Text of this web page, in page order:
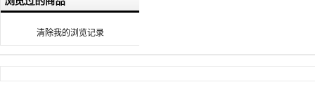
清除我的浏览记录